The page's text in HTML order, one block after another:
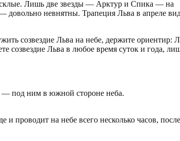
Лишь две звезды — Арктур и Спика — на
довольно невнятны. Трапеция Льва в апреле
созвездие Льва на небе, держите ориентир:
созвездие Льва в любое время суток и года,
— под ним в южной стороне неба.
и проводит на небе всего несколько часов,